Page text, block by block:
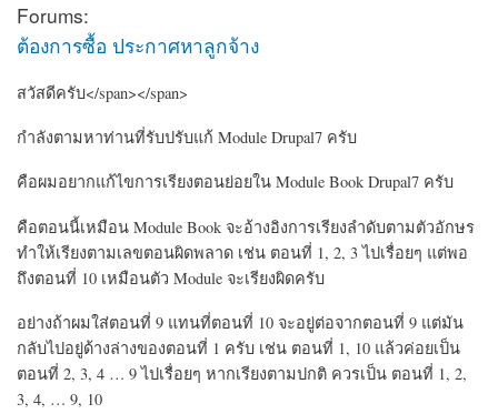
Forums:
ต้องการซื้อ ประกาศหาลูกจ้าง
สวัสดีครับ</span></span>
กำลังตามหาท่านที่รับปรับแก้ Module Drupal7 ครับ
คือผมอยากแก้ไขการเรียงตอนย่อยใน Module Book Drupal7 ครับ
คือตอนนี้เหมือน Module Book จะอ้างอิงการเรียงลำดับตามตัวอักษร
ทำให้เรียงตามเลขตอนผิดพลาด เช่น ตอนที่ 1, 2, 3 ไปเรื่อยๆ แต่พอ
ถึงตอนที่ 10 เหมือนตัว Module จะเรียงผิดครับ
อย่างถ้าผมใส่ตอนที่ 9 แทนที่ตอนที่ 10 จะอยู่ต่อจากตอนที่ 9 แต่มัน
กลับไปอยู่ด้างล่างของตอนที่ 1 ครับ เช่น ตอนที่ 1, 10 แล้วค่อยเป็น
ตอนที่ 2, 3, 4 … 9 ไปเรื่อยๆ หากเรียงตามปกติ ควรเป็น ตอนที่ 1, 2,
3, 4, … 9, 10